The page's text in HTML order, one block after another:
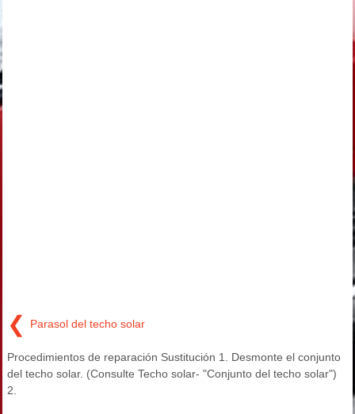
❮ Parasol del techo solar
Procedimientos de reparación Sustitución 1. Desmonte el conjunto
del techo solar. (Consulte Techo solar- "Conjunto del techo solar")
2.